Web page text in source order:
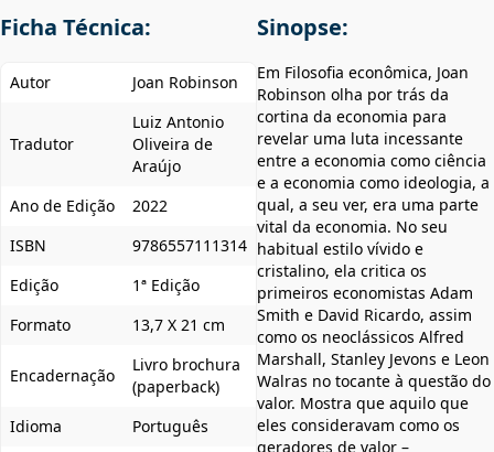
Ficha Técnica:
Autor Joan Robinson
Tradutor
Luiz Antonio
Oliveira de
Araújo
Ano de Edição
2022
ISBN
9786557111314
Edição
1ª Edição
Formato
13,7 X 21 cm
Encadernação
Livro brochura
(paperback)
Idioma
Português
Sinopse:
Em Filosofia econômica, Joan
Robinson olha por trás da
cortina da economia para
revelar uma luta incessante
entre a economia como ciência
e a economia como ideologia, a
qual, a seu ver, era uma parte
vital da economia. No seu
habitual estilo vívido e
cristalino, ela critica os
primeiros economistas Adam
Smith e David Ricardo, assim
como os neoclássicos Alfred
Marshall, Stanley Jevons e Leon
Walras no tocante à questão do
valor. Mostra que aquilo que
eles consideravam como os
geradores de valor –